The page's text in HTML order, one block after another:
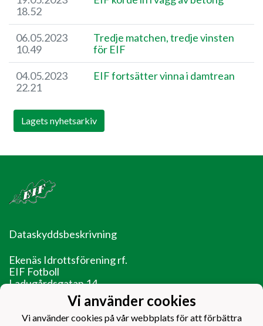
18.52
06.05.2023
10.49
Tredje matchen, tredje vinsten
för EIF
04.05.2023
22.21
EIF fortsätter vinna i damtrean
Lagets nyhetsarkiv
Dataskyddsbeskrivning
Ekenäs Idrottsförening rf.
EIF Fotboll
Ladugårdsgatan 14
10600 Ekenäs
EIF - Laget före jaget!
Vi använder cookies
Vi använder cookies på vår webbplats för att förbättra